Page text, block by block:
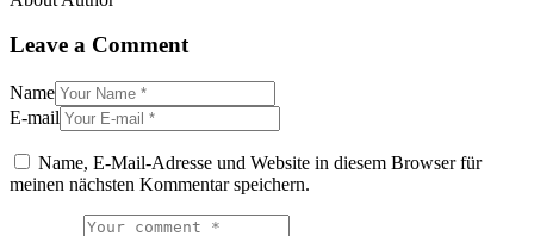
Leave a Comment
Name
E-mail
Name, E-Mail-Adresse und Website in diesem Browser für
meinen nächsten Kommentar speichern.